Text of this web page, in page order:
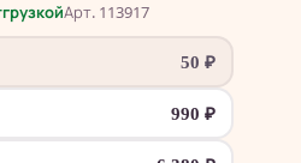
Арт. 113917
50₽
990₽